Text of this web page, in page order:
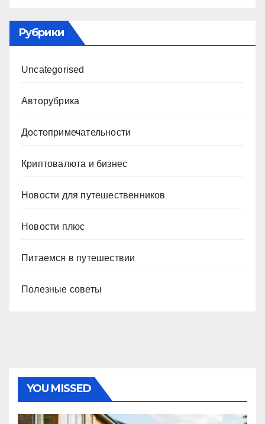
Рубрики
Uncategorised
Авторубрика
Достопримечательности
Криптовалюта и бизнес
Новости для путешественников
Новости плюс
Питаемся в путешествии
Полезные советы
YOU MISSED